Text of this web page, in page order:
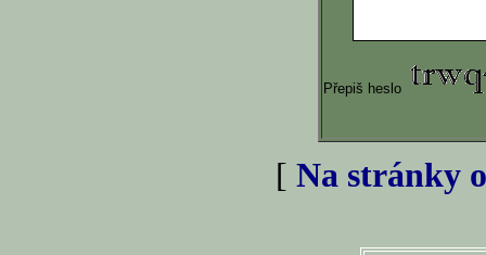
Přepiš heslo
[ Na stránky